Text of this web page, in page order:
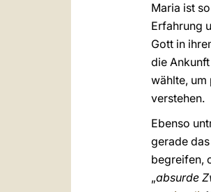
Maria ist
Erfahrung
Gott in
die
wählte, um
verstehen.
Ebenso
gerade
begreifen,
„absurde